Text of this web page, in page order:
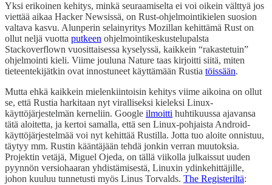
Yksi erikoinen kehitys, minkä seuraamiselta ei voi oikein välttyä jos
viettää aikaa Hacker Newsissä, on Rust-ohjelmointikielen suosion
valtava kasvu. Alunperin selainyritys Mozillan kehittämä Rust on
ollut neljä vuotta putkeen ohjelmointikeskustelupalsta
Stackoverflown vuosittaisessa kyselyssä, kaikkein “rakastetuin”
ohjelmointi kieli. Viime jouluna Nature taas kirjoitti siitä, miten
tieteentekijätkin ovat innostuneet käyttämään Rustia töissään.
Mutta ehkä kaikkein mielenkiintoisin kehitys viime aikoina on ollut
se, että Rustia harkitaan nyt viralliseksi kieleksi Linux-
käyttöjärjestelmän kerneliin. Google ilmoitti huhtikuussa ajavansa
tätä aloitetta, ja kertoi samalla, että sen Linux-pohjaista Android-
käyttöjärjestelmää voi nyt kehittää Rustilla. Jotta tuo aloite onnistuu,
täytyy mm. Rustin kääntäjään tehdä jonkin verran muutoksia.
Projektin vetäjä, Miguel Ojeda, on tällä viikolla julkaissut uuden
pyynnön versiohaaran yhdistämisestä, Linuxin ydinkehittäjille,
johon kuuluu tunnetusti myös Linus Torvalds. The Registeriltä: